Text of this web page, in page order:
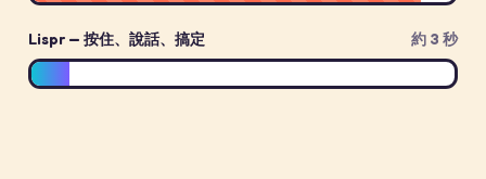
Lispr — 按住、說話、搞定 約 3 秒